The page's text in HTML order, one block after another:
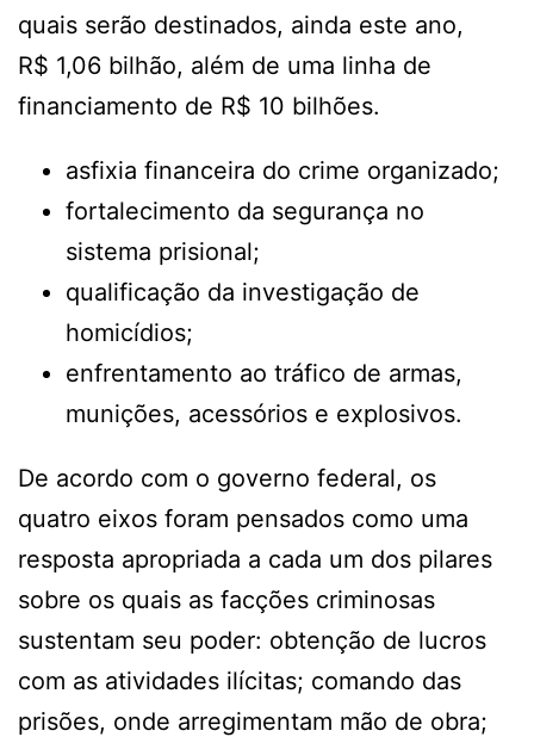
quais serão destinados, ainda este ano,
R$ 1,06 bilhão, além de uma linha de
financiamento de R$ 10 bilhões.
asfixia financeira do crime organizado;
fortalecimento da segurança no
sistema prisional;
qualificação da investigação de
homicídios;
enfrentamento ao tráfico de armas,
munições, acessórios e explosivos.
De acordo com o governo federal, os
quatro eixos foram pensados como uma
resposta apropriada a cada um dos pilares
sobre os quais as facções criminosas
sustentam seu poder: obtenção de lucros
com as atividades ilícitas; comando das
prisões, onde arregimentam mão de obra;